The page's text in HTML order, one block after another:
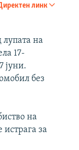
720p
1080p
линк
лупата на
17-
јуни.
без
на
за